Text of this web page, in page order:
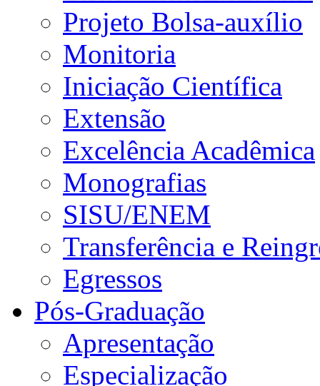
Projeto Bolsa-auxílio
Monitoria
Iniciação Científica
Extensão
Excelência Acadêmica
Monografias
SISU/ENEM
Transferência e
Egressos
Pós-Graduação
Apresentação
Especialização